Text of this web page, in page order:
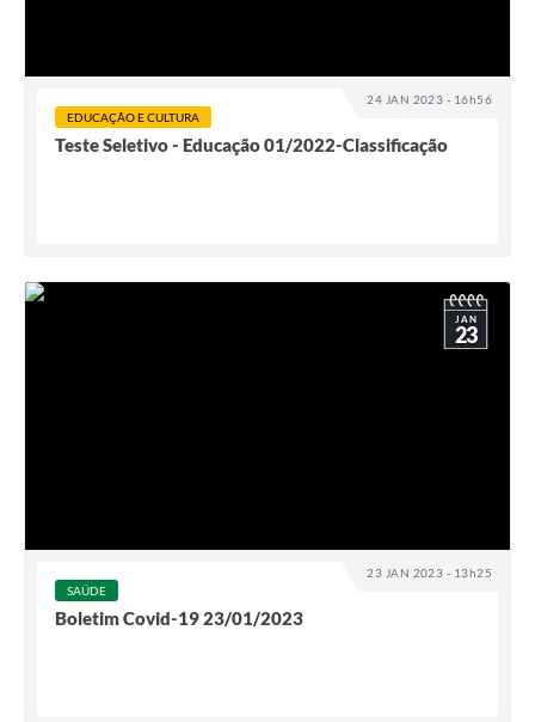
24 JAN 2023 - 16h56
EDUCAÇÃO E CULTURA
Teste Seletivo - Educação 01/2022-Classificação
23 JAN 2023 - 13h25
JAN
23
SAÚDE
Boletim Covid-19 23/01/2023